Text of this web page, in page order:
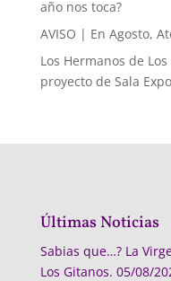
año nos toca?
AVISO | En Agosto,
Los Hermanos de
proyecto de Sala
Últimas Noticias
Sabias que…? La
Los Gitanos. 05/08/